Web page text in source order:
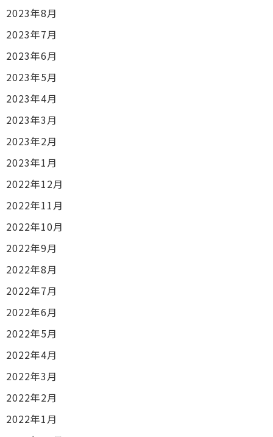
2023年8月
2023年7月
2023年6月
2023年5月
2023年4月
2023年3月
2023年2月
2023年1月
2022年12月
2022年11月
2022年10月
2022年9月
2022年8月
2022年7月
2022年6月
2022年5月
2022年4月
2022年3月
2022年2月
2022年1月